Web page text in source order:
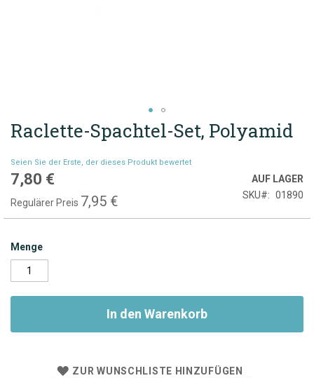
Zum
Anfang
springen
Raclette-Spachtel-Set, Polyamid
Seien Sie der Erste, der dieses Produkt bewertet
Sonderpreis
7,80 €
Regulärer Preis 7,95 €
AUF LAGER
SKU
01890
Menge
In den Warenkorb
ZUR WUNSCHLISTE HINZUFÜGEN